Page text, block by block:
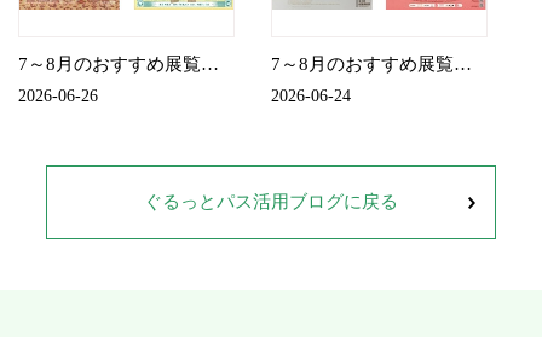
7～8月のおすすめ展覧会（入場）
2026-06-26
7～8月のおすすめ展覧会（割引）
2026-06-24
ぐるっとパス活用ブログに戻る